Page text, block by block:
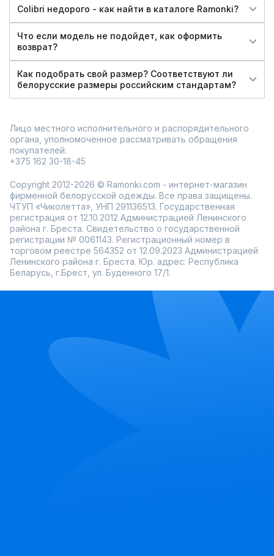
Colibri недорого - как найти в каталоге Ramonki?
Что если модель не подойдет, как оформить
возврат?
Как подобрать свой размер? Соответствуют ли
белорусские размеры российским стандартам?
Лицо местного исполнительного и распорядительного
органа, уполномоченное рассматривать обращения
покупателей:
+375 162 30-18-45
Copyright 2012-2026 © Ramonki.com - интернет-магазин
фирменной белорусской одежды. Все права защищены.
ЧТУП «Чиколетта», УНП 291136513. Государственная
регистрация от 12.10.2012 Администрацией Ленинского
района г. Бреста. Свидетельство о государственной
регистрации № 0061143. Регистрационный номер в
торговом реестре 564352 от 12.09.2023 Администрацией
Ленинского района г. Бреста. Юр. адрес: Республика
Беларусь, г.Брест, ул. Буденного 17/1.